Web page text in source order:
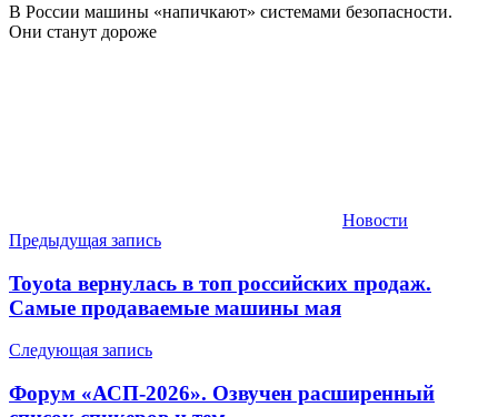
В России машины «напичкают» системами безопасности.
Они станут дороже
Новости
Навигация
по
записям
Предыдущая запись
Toyota вернулась в топ российских продаж.
Самые продаваемые машины мая
Следующая запись
Форум «АСП-2026». Озвучен расширенный